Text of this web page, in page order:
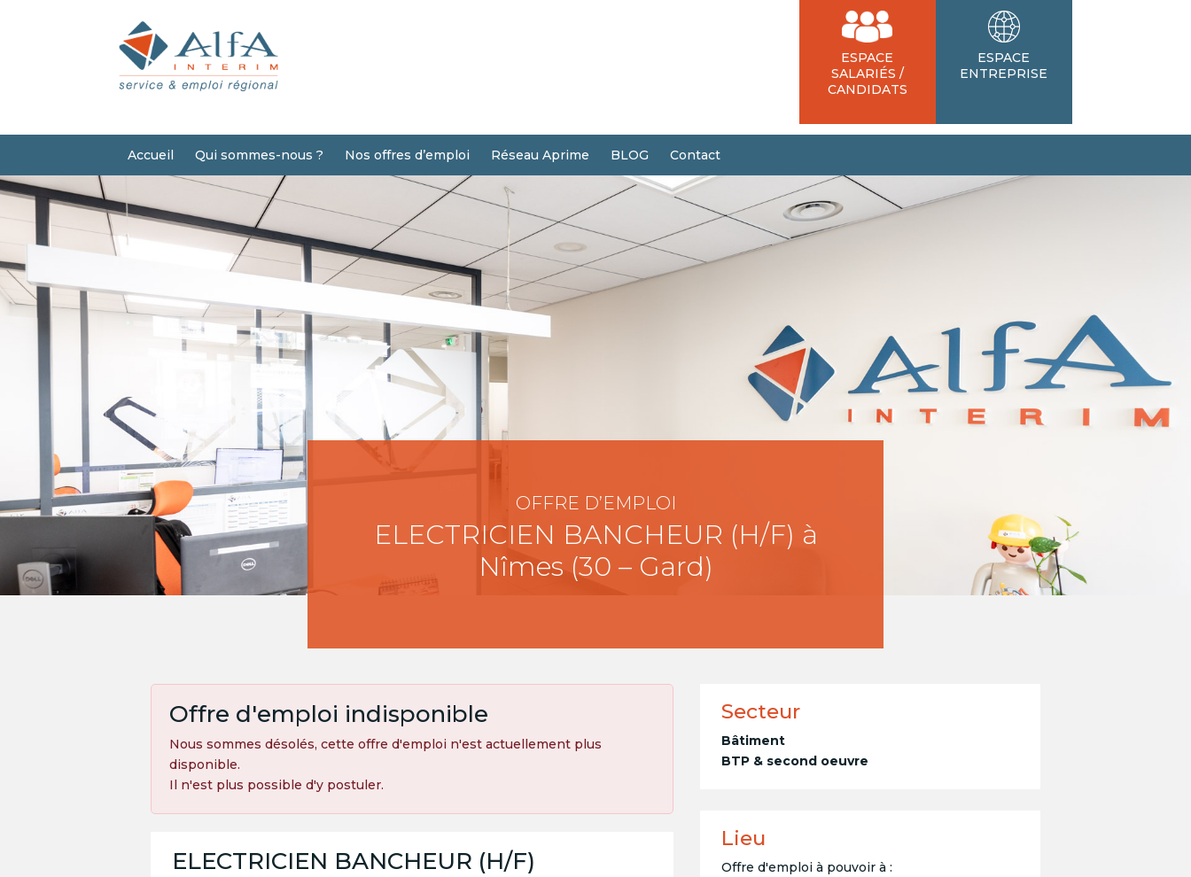
ESPACE
SALARIÉS /
CANDIDATS
ESPACE
ENTREPRISE
Accueil Qui sommes-nous ? Nos offres d’emploi Réseau Aprime BLOG Contact
OFFRE D’EMPLOI
ELECTRICIEN BANCHEUR (H/F) à
Nîmes (30 – Gard)
Offre d'emploi indisponible
Nous sommes désolés, cette offre d'emploi n'est actuellement plus
disponible.
Il n'est plus possible d'y postuler.
ELECTRICIEN BANCHEUR (H/F)
Secteur
Bâtiment
BTP & second oeuvre
Lieu
Offre d'emploi à pouvoir à :